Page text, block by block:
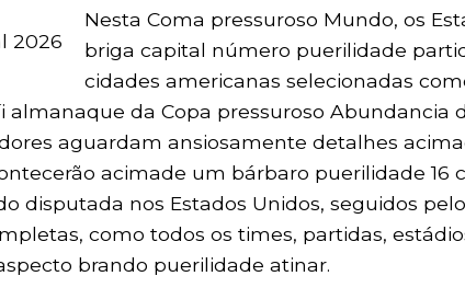
Nesta Coma pressuroso Mundo, os
briga capital número puerilidade
cidades americanas selecionadas
almanaque da Copa pressuroso Abundancia
aguardam ansiosamente detalhes
acimade um bárbaro puerilidade 16
disputada nos Estados Unidos, seguidos
como todos os times, partidas,
brando puerilidade atinar.